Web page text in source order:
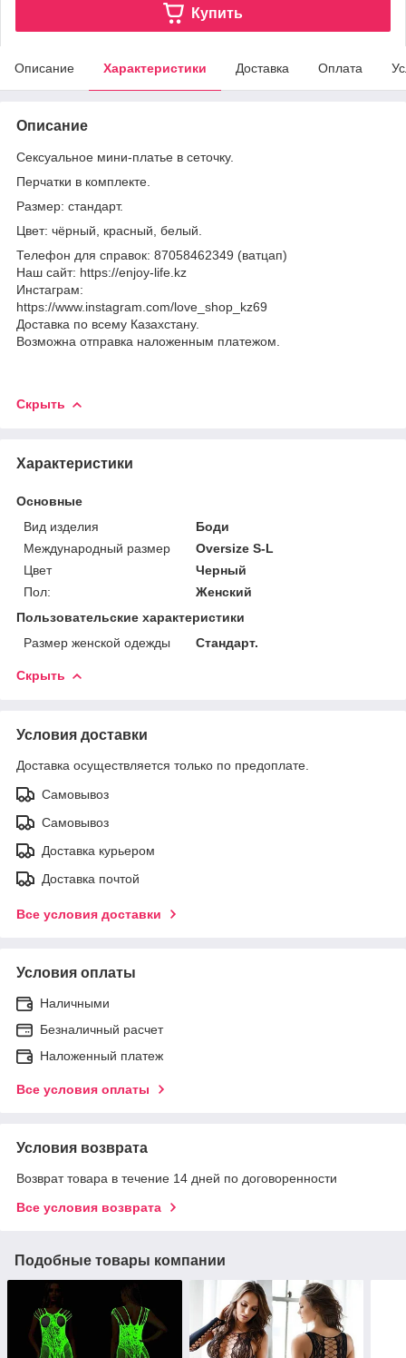
Купить
Описание Характеристики Доставка Оплата
Описание
Сексуальное мини-платье в сеточку.
Перчатки в комплекте
Размер: стандарт.
Цвет: чёрный, красный, белый.
Телефон для справок: 87058462349 (ватцап)
Наш сайт: https://enjoy-life.kz
Инстаграм:
https://www.instagram.com/love_shop_kz69
Доставка по всему Казахстану.
Возможна отправка наложенным платежом.
Скрыть
Характеристики
Основные
Вид изделия
Боди
Международный размер
Oversize S-L
Цвет
Черный
Пол:
Женский
Пользовательские характеристики
Размер женской одежды
Стандарт.
Скрыть
Условия доставки
Доставка осуществляется только по предоплате.
Самовывоз
Самовывоз
Доставка курьером
Доставка почтой
Все условия доставки
Условия оплаты
Наличными
Безналичный расчет
Наложенный платеж
Все условия оплаты
Условия возврата
Возврат товара в течение 14 дней по договоренности
Все условия возврата
Подобные товары компании